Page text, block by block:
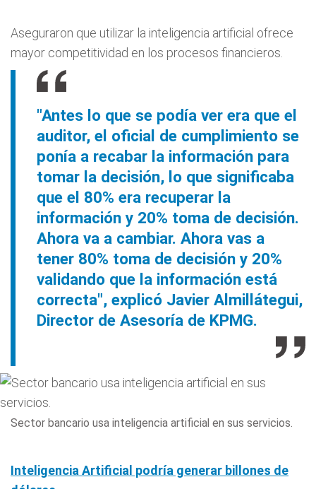
Aseguraron que utilizar la inteligencia artificial ofrece
mayor competitividad en los procesos financieros.
"Antes lo que se podía ver era que el
auditor, el oficial de cumplimiento se
ponía a recabar la información para
tomar la decisión, lo que significaba
que el 80% era recuperar la
información y 20% toma de decisión.
Ahora va a cambiar. Ahora vas a
tener 80% toma de decisión y 20%
validando que la información está
correcta", explicó Javier Almillátegui,
Director de Asesoría de KPMG.
Sector bancario usa inteligencia artificial en sus servicios.
Inteligencia Artificial podría generar billones de